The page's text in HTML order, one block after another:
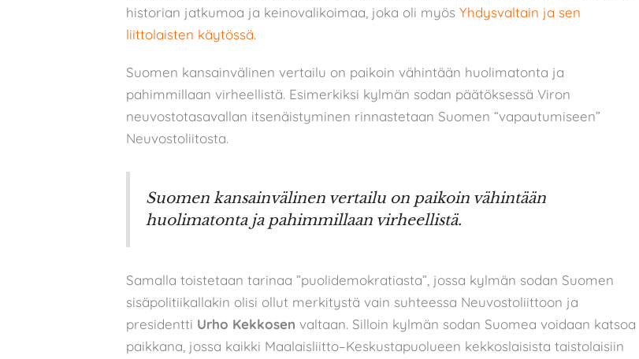
historian jatkumoa ja keinovalikoimaa, joka oli myös Yhdysvaltain ja sen
liittolaisten käytössä.
Suomen kansainvälinen vertailu on paikoin vähintään huolimatonta ja
pahimmillaan virheellistä. Esimerkiksi kylmän sodan päätöksessä Viron
neuvostotasavallan itsenäistyminen rinnastetaan Suomen “vapautumiseen”
Neuvostoliitosta.
Suomen kansainvälinen vertailu on paikoin vähintään
huolimatonta ja pahimmillaan virheellistä.
Samalla toistetaan tarinaa ”puolidemokratiasta”, jossa kylmän sodan Suomen
sisäpolitiikallakin olisi ollut merkitystä vain suhteessa Neuvostoliittoon ja
presidentti Urho Kekkosen valtaan. Silloin kylmän sodan Suomea voidaan katsoa
paikkana, jossa kaikki Maalaisliitto–Keskustapuolueen kekkoslaisista taistolaisiin